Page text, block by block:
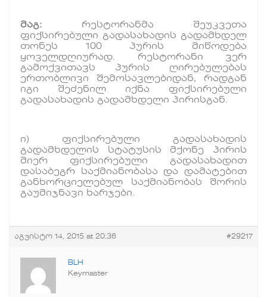
მაგ: რესტორანმა შეუკვეთა
ფიქსირებული გადასახადის გადამხდელ
თონეს 100 პურის მიწოდება
ყოველდღიურად. რესტორანი ვერ
გამოქვითავს პურის ღირებულებას
ერთობლივი შემოსავლებიდან, რადგან
იგი შეძენილ იქნა ფიქსირებული
გადასახადის გადამხდელი პირისგან.
ი) ფიქსირებული გადასახადის
გადამხდელის სტატუსის მქონე პირის
მიერ ფიქსირებული გადასახადით
დასაბეგრ საქმიანობასა და დამატებით
განხორციელებულ საქმიანობას შორის
გაუმიჯნავი ხარჯები.
აგვისტო 14, 2015 at 20:36 #29217
BLH
Keymaster